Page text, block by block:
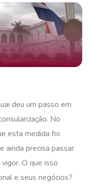
deu um passo em
No
esta medida foi
ainda precisa passar
O que isso
e seus negócios?